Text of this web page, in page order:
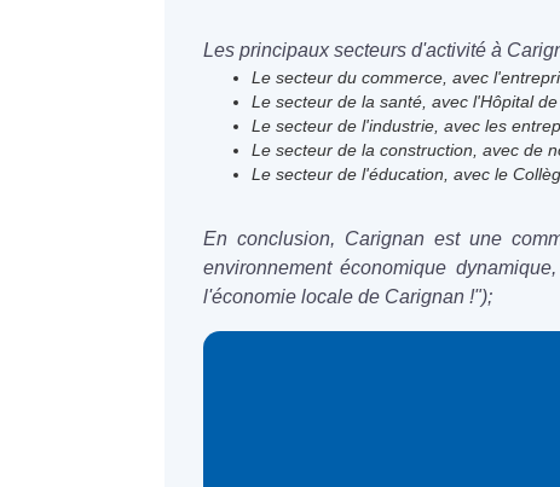
Les principaux secteurs d'activité à
Le secteur du commerce, avec
Le secteur de la santé, avec l'Hôpital
Le secteur de l'industrie, avec les
Le secteur de la construction, avec de
Le secteur de l'éducation, avec le
En conclusion, Carignan est une
environnement économique
l'économie locale de Carignan !");